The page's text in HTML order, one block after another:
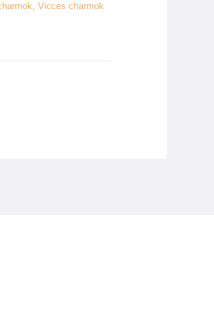
, Vicces charmok